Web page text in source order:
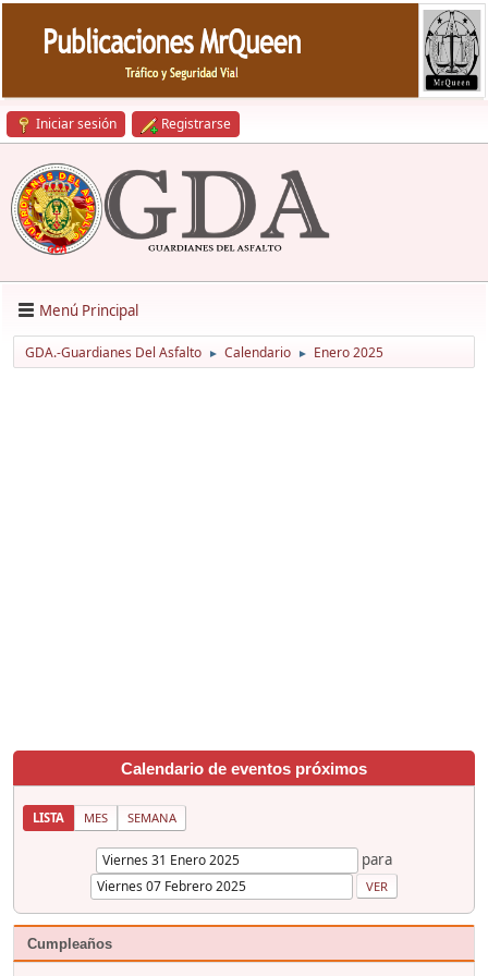
Iniciar sesión Registrarse
Menú Principal
GDA.-Guardianes Del Asfalto ► Calendario ► Enero 2025
Calendario de eventos próximos
LISTA MES SEMANA
para
Cumpleaños